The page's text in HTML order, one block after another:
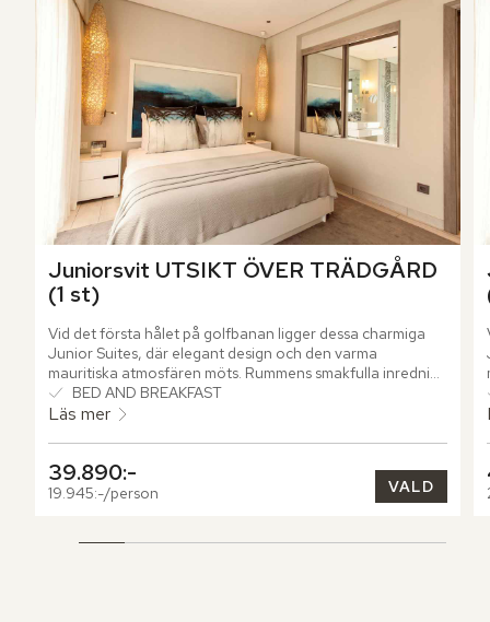
Juniorsvit UTSIKT ÖVER TRÄDGÅRD
(1 st)
Vid det första hålet på golfbanan ligger dessa charmiga
Junior Suites, där elegant design och den varma
mauritiska atmosfären möts. Rummens smakfulla inredning
inkluderar en mysig vardagsrumsdel som bjuder in till
avkopplande stunder. Terrassen, med sin bekväma
att njuta av den omgivande naturen.
BED AND BREAKFAST
Läs mer
39.890:-
19.945:-/person VALD